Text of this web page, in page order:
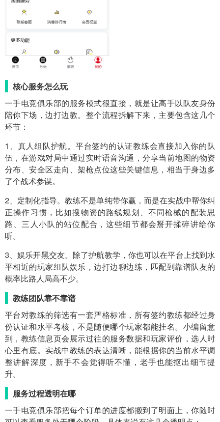
核心服务怎么玩
一手电竞俱乐部的服务模式很直接，就是让高手以队友身份
陪你下场，边打边教。整个流程拆解下来，主要包含这几个
环节：
1、真人组队护航。平台签约的认证教练会直接加入你的队
伍，在游戏对局中通过实时语音沟通，分享当前地图的物资
分布、安全区走向、架枪点位这些关键信息，相当于身边多
了个战术参谋。
2、定制化指导。教练不是单纯带你赢，而是在实战中帮你纠
正操作习惯，比如搜物资的路线规划、不同枪械的配装思
路、三人小队的站位配合，这些细节都会掰开揉碎讲给你
听。
3、娱乐开黑交友。除了护航教学，你也可以在平台上找到水
平相近的玩家组队娱乐，边打边聊边练，匹配到靠谱队友的
概率比路人局高不少。
教练团队靠不靠谱
平台对教练的筛选有一套严格标准，所有签约教练都经过身
份认证和水平考核，不是随便哪个玩家都能挂名。小编留意
到，教练信息页会展示过往的服务数据和玩家评价，选人时
心里有底。实战中教练的表达清晰，能根据你的当前水平调
整讲解深度，新手不会觉得听不懂，老手也能抠出细节提
升。
服务过程透明在哪
一手电竞俱乐部把每个订单的进度都搬到了明面上，你随时